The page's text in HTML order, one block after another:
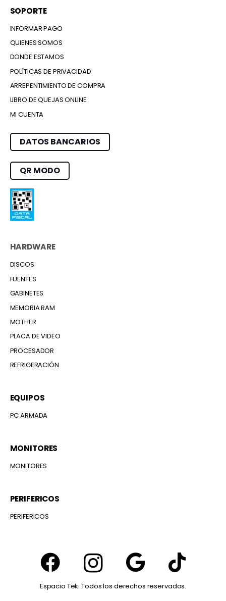
SOPORTE
INFORMAR PAGO
QUIENES SOMOS
DONDE ESTAMOS
POLÍTICAS DE PRIVACIDAD
ARREPENTIMIENTO DE COMPRA
LIBRO DE QUEJAS ONLINE
MI CUENTA
DATOS BANCARIOS
QR MODO
HARDWARE
DISCOS
FUENTES
GABINETES
MEMORIA RAM
MOTHER
PLACA DE VIDEO
PROCESADOR
REFRIGERACIÓN
EQUIPOS
PC ARMADA
MONITORES
MONITORES
PERIFERICOS
PERIFERICOS
Espacio Tek. Todos los derechos reservados.